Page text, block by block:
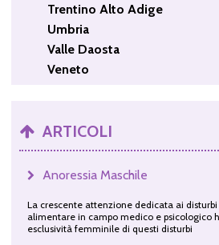
Trentino Alto Adige
Umbria
Valle Daosta
Veneto
ARTICOLI
Anoressia Maschile
La crescente attenzione dedicata ai
alimentare in campo medico e psicologico
esclusività femminile di questi disturbi